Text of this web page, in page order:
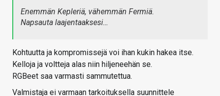
Enemmän Kepleriä, vähemmän Fermiä.
Napsauta laajentaaksesi…
Kohtuutta ja kompromissejä voi ihan kukin hakea itse.
Kelloja ja voltteja alas niin hiljeneehän se.
RGBeet saa varmasti sammutettua.
Valmistaja ei varmaan tarkoituksella suunnittele